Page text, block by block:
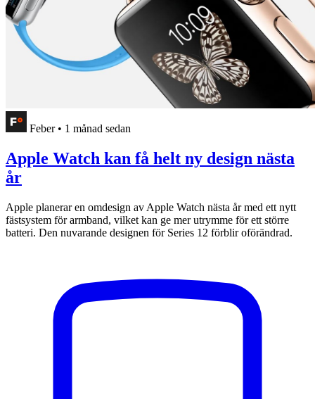
Feber • 1 månad sedan
Apple Watch kan få helt ny design nästa
år
Apple planerar en omdesign av Apple Watch nästa år med ett nytt
fästsystem för armband, vilket kan ge mer utrymme för ett större
batteri. Den nuvarande designen för Series 12 förblir oförändrad.